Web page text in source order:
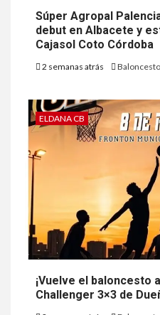
Súper Agropal
debut en Albacete y
Cajasol Coto Córdoba
2 semanas atrás
ELDANA CB
¡Vuelve el baloncesto
Challenger 3×3 de